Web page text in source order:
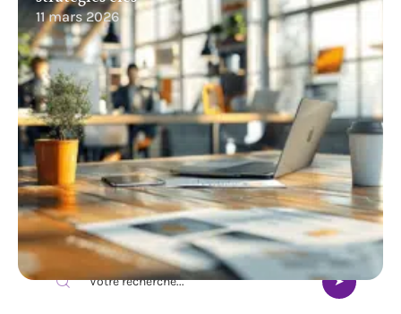
11 mars 2026
Recherche